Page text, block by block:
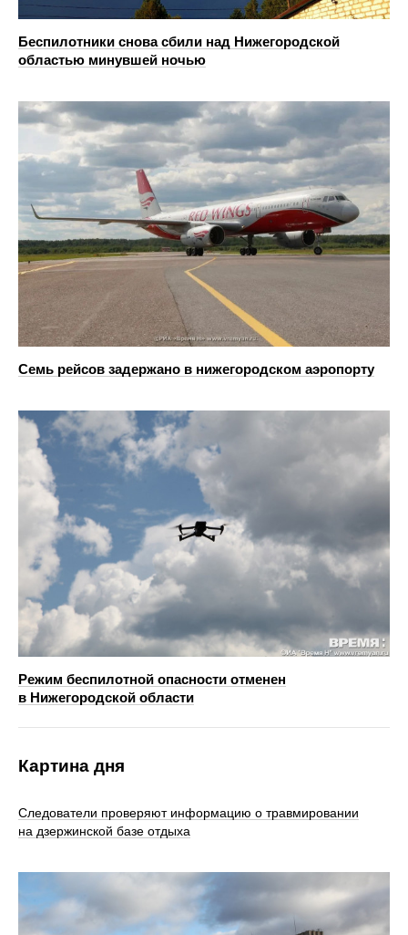
Беспилотники снова сбили над Нижегородской
областью минувшей ночью
Семь рейсов задержано в нижегородском аэропорту
Режим беспилотной опасности отменен
в Нижегородской области
Картина дня
Следователи проверяют информацию о травмировании
на дзержинской базе отдыха